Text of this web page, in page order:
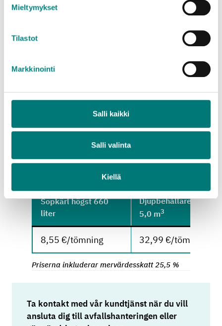
Mieltymykset
Tilastot
Markkinointi
Salli kaikki
Salli valinta
Kiellä
underhåll?
Metallsopkärlens tömningspriser
Tömningsintervallet bestäms enligt mängden
metallavfall som uppstår på fastigheten. Enligt
avfallshanteringsföreskrifterna måste kärlen
Sopkärl högst 660
liter
Djupbehållare högst
5,0 m3
8,55 €/tömning 32,99 €/tömning
Priserna inkluderar mervärdesskatt 25,5 %
Ta kontakt med vår kundtjänst när du vill
ansluta dig till avfallshanteringen eller